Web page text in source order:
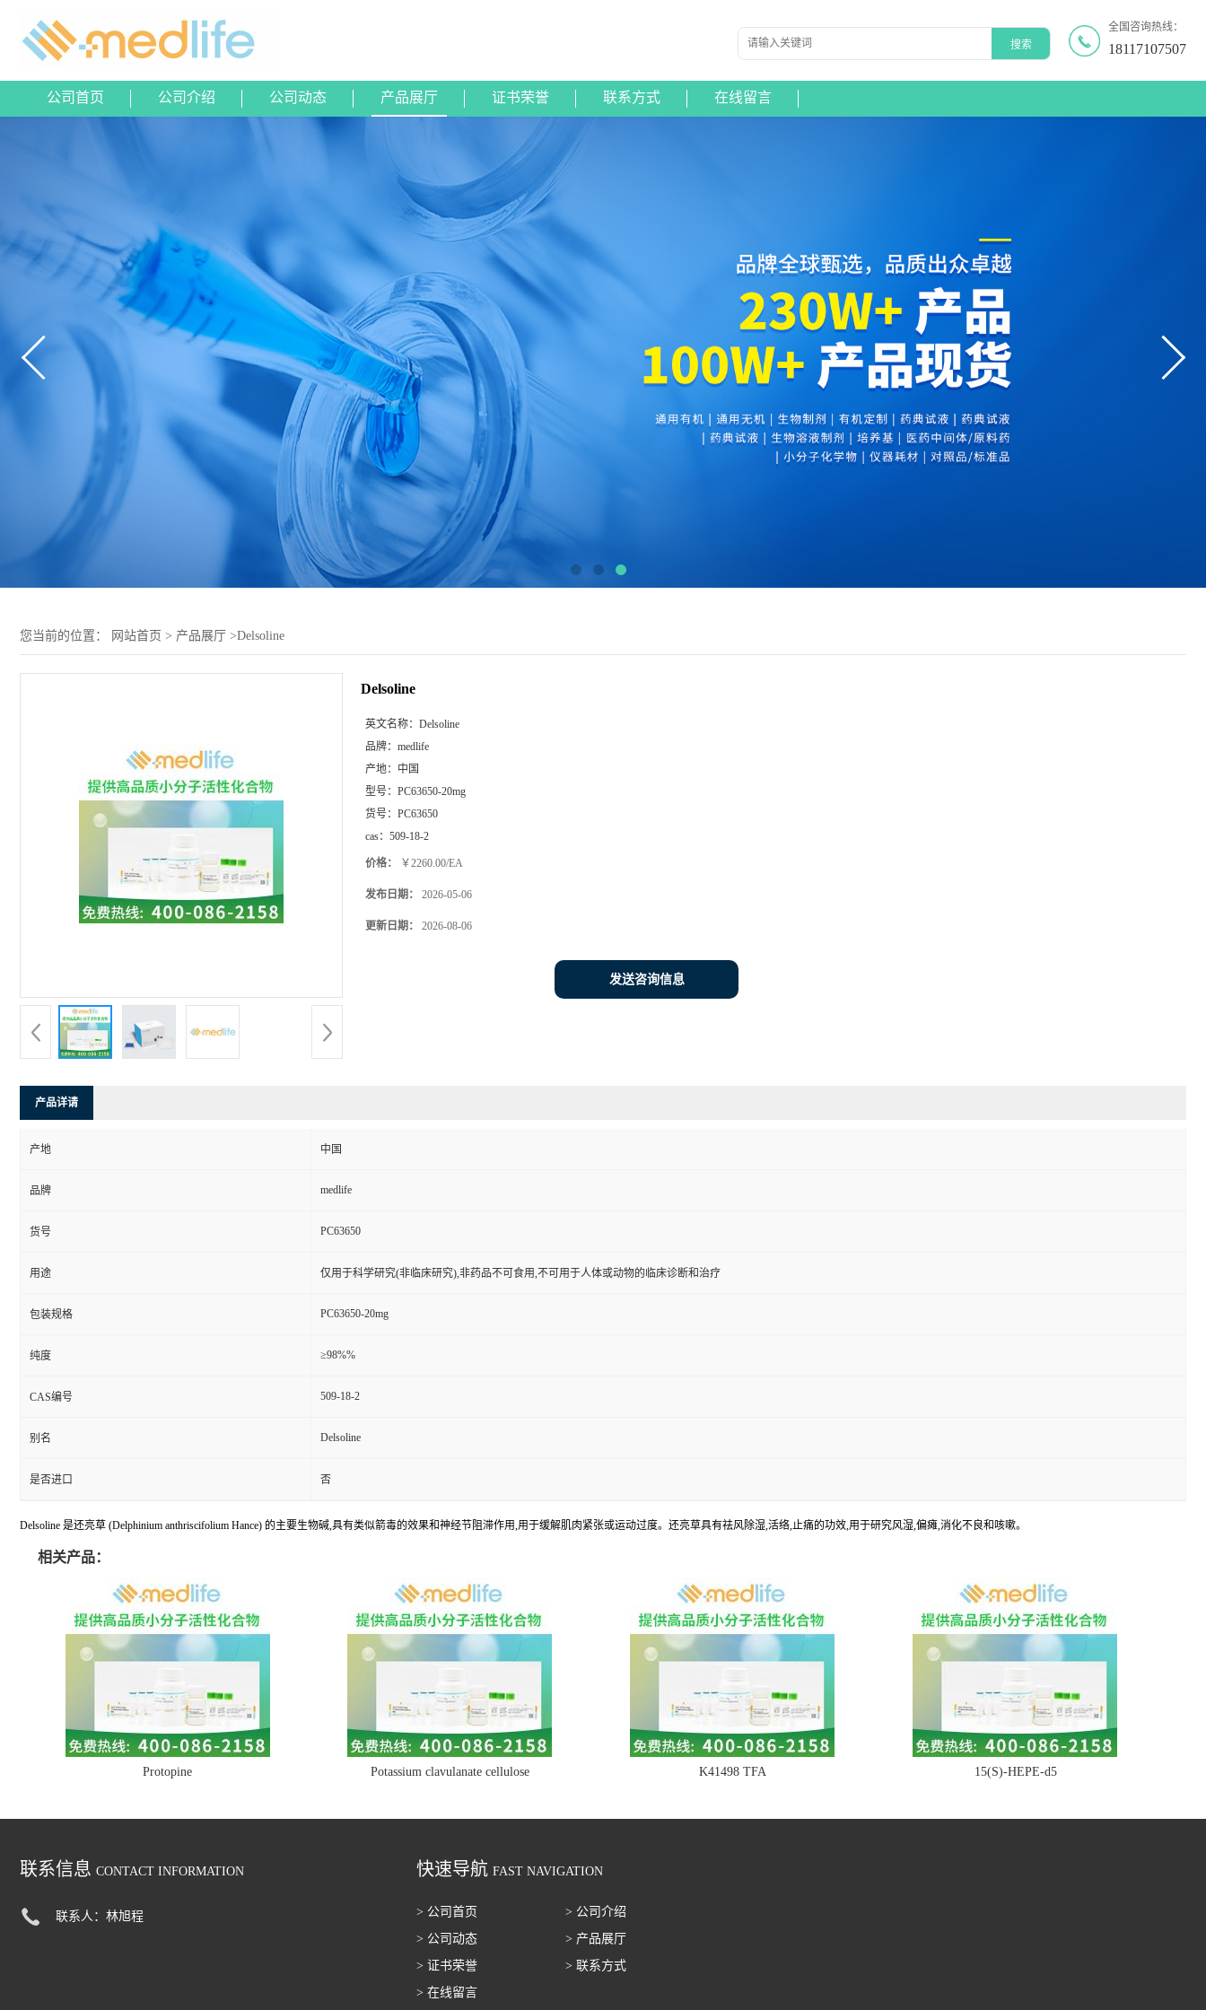
全国咨询热线：
18117107507
公司首页 公司介绍 公司动态 产品展厅 证书荣誉 联系方式 在线留言
您当前的位置： 网站首页 > 产品展厅 >Delsoline
Delsoline
英文名称： Delsoline
品牌： medlife
产地： 中国
型号： PC63650-20mg
货号： PC63650
cas： 509-18-2
价格： ￥2260.00/EA
发布日期： 2026-05-06
更新日期： 2026-08-06
发送咨询信息
产品详请
产地 中国
品牌 medlife
货号 PC63650
用途 仅用于科学研究(非临床研究),非药品不可食用,不可用于人体或动物的临床诊断和治疗
包装规格 PC63650-20mg
纯度 ≥98%%
CAS编号 509-18-2
别名 Delsoline
是否进口 否
Delsoline 是还亮草 (Delphinium anthriscifolium Hance) 的主要生物碱,具有类似箭毒的效果和神经节阻滞作用,用于缓解肌肉紧张或运动过度。还亮草具有祛风除湿,活络,止痛的功效,用于研究风湿,偏瘫,消化不良和咳嗽。
相关产品：
Protopine Potassium clavulanate cellulose K41498 TFA 15(S)-HEPE-d5
联系信息 CONTACT INFORMATION
联系人：林旭程
快速导航 FAST NAVIGATION
> 公司首页
> 公司介绍
> 公司动态
> 产品展厅
> 证书荣誉
> 联系方式
> 在线留言